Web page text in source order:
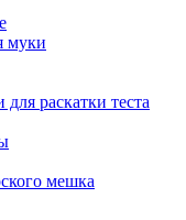
муки
раскатки теста
мешка